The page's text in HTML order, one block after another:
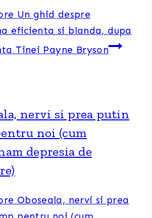
Un ghid despre
eficienta si blanda, dupa
Tinei Payne Bryson
nervi si prea putin
noi (cum
depresia de
Oboseala, nervi si prea